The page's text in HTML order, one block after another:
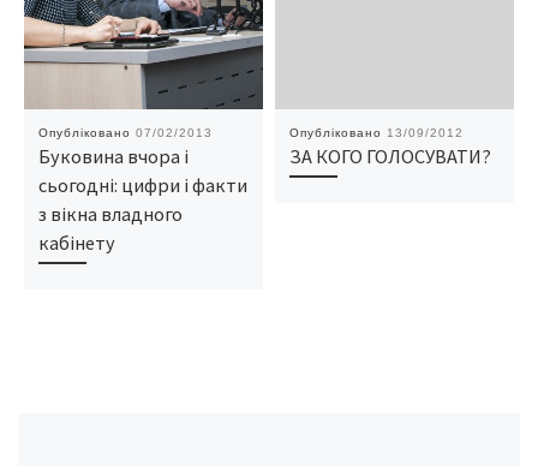
Опубліковано 07/02/2013
Буковина вчора і
сьогодні: цифри і факти
з вікна владного
кабінету
Опубліковано 13/09/2012
ЗА КОГО ГОЛОСУВАТИ?